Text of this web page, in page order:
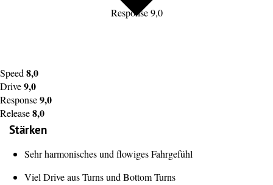
Response 9,0
Speed8,0
Drive9,0
Response9,0
Release8,0
Stärken
Sehr harmonisches und flowiges Fahrgefühl
Viel Drive aus Turns und Bottom Turns